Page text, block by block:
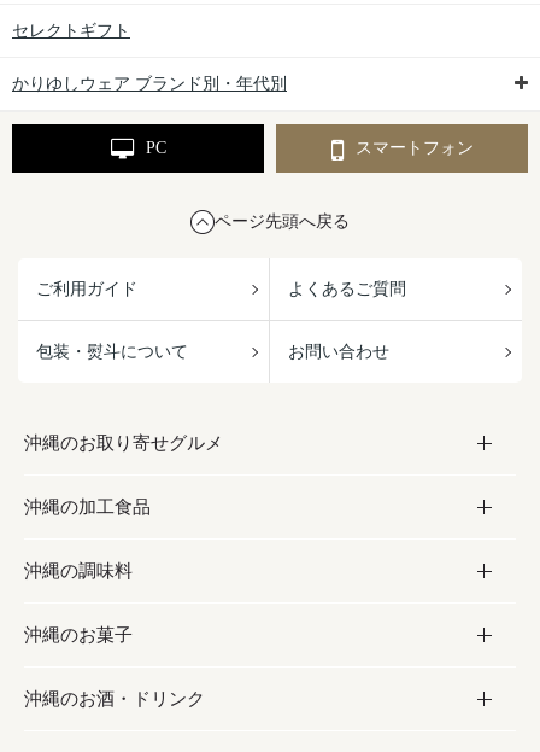
セレクトギフト
かりゆしウェア ブランド別・年代別
PC スマートフォン
ページ先頭へ戻る
ご利用ガイド よくあるご質問
包装・熨斗について お問い合わせ
沖縄のお取り寄せグルメ
お取り寄せグルメ
フルーツ・野菜
お肉
海産物
沖縄の加工食品
加工食品
缶詰／パウチ
沖縄料理
沖縄の調味料
調味料
砂糖／黒砂糖
沖縄のお菓子
お菓子
沖縄のお酒・ドリンク